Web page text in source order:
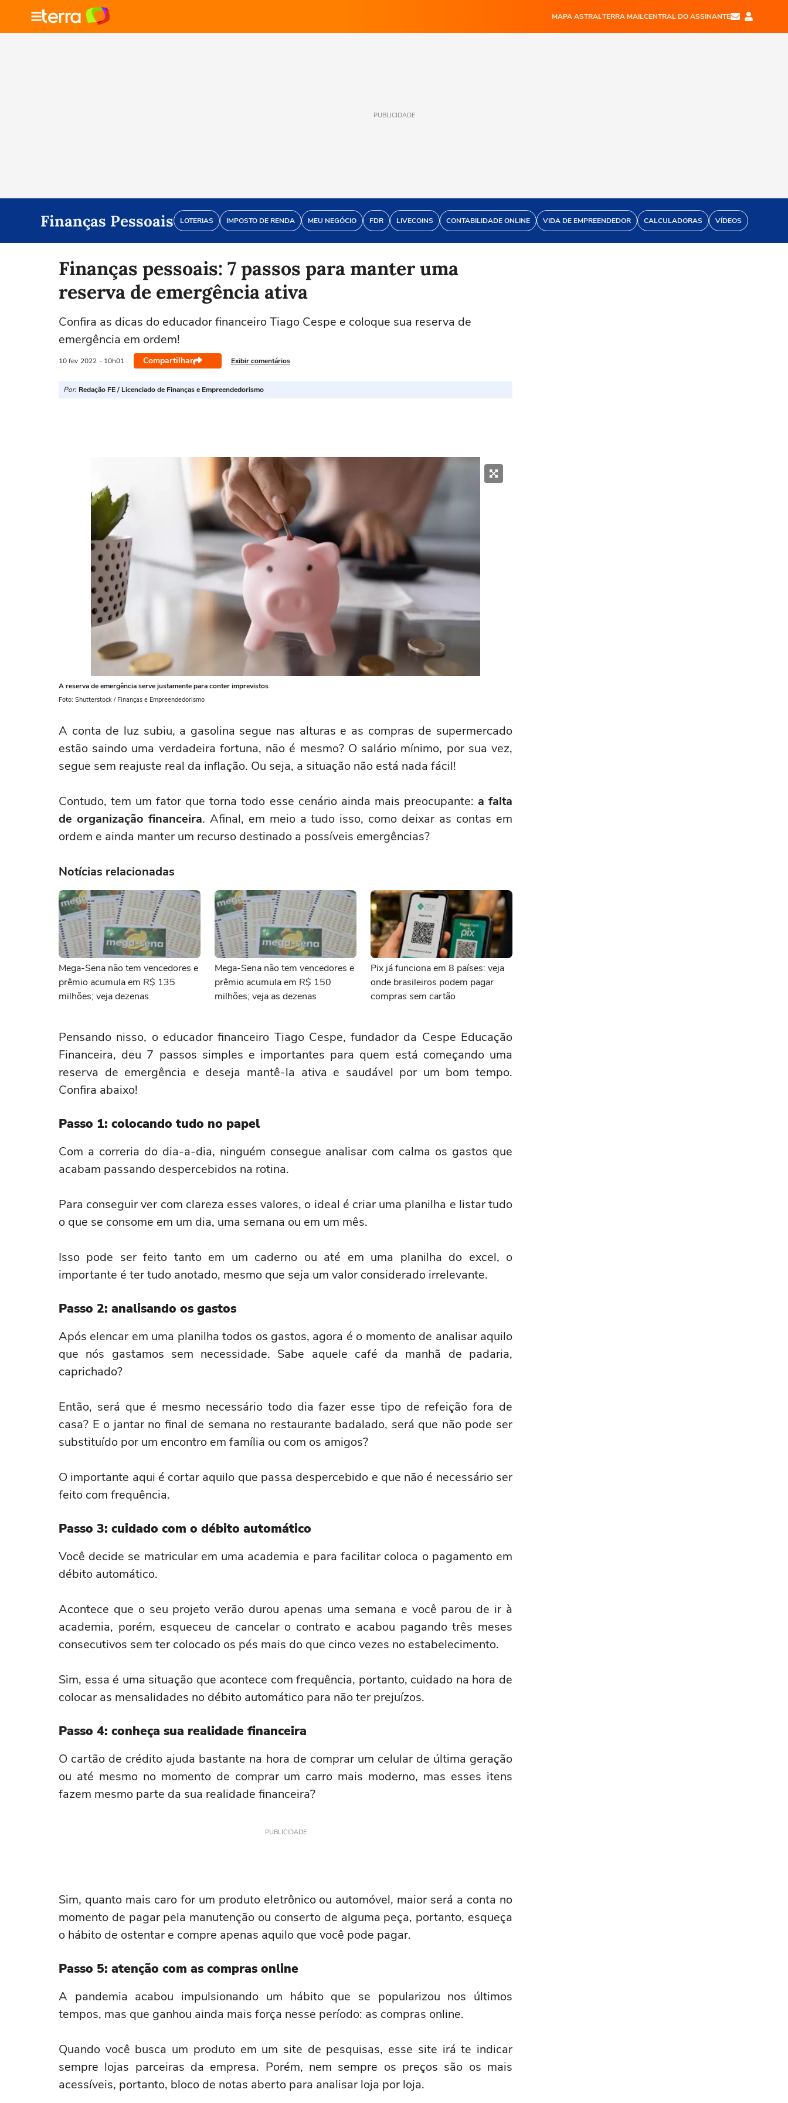
MAPA ASTRALTERRA MAILCENTRAL DO ASSINANTE
PUBLICIDADE
Finanças Pessoais LOTERIAS IMPOSTO DE RENDA MEU NEGÓCIO FDR LIVECOINS CONTABILIDADE ONLINE VIDA DE EMPREENDEDOR CALCULADORAS VÍDEOS
Finanças pessoais: 7 passos para manter uma
reserva de emergência ativa
Confira as dicas do educador financeiro Tiago Cespe e coloque sua reserva de
emergência em ordem!
10 fev 2022 - 10h01 Compartilhar Exibir comentários
Por: Redação FE / Licenciado de Finanças e Empreendedorismo
A reserva de emergência serve justamente para conter imprevistos
Foto: Shutterstock / Finanças e Empreendedorismo
A conta de luz subiu, a gasolina segue nas alturas e as compras de supermercado
estão saindo uma verdadeira fortuna, não é mesmo? O salário mínimo, por sua vez,
segue sem reajuste real da inflação. Ou seja, a situação não está nada fácil!
Contudo, tem um fator que torna todo esse cenário ainda mais preocupante: a falta
de organização financeira. Afinal, em meio a tudo isso, como deixar as contas em
ordem e ainda manter um recurso destinado a possíveis emergências?
Notícias relacionadas
Mega-Sena não tem vencedores e
prêmio acumula em R$ 135
milhões; veja dezenas
Mega-Sena não tem vencedores e
prêmio acumula em R$ 150
milhões; veja as dezenas
Pix já funciona em 8 países: veja
onde brasileiros podem pagar
compras sem cartão
Pensando nisso, o educador financeiro Tiago Cespe, fundador da Cespe Educação
Financeira, deu 7 passos simples e importantes para quem está começando uma
reserva de emergência e deseja mantê-la ativa e saudável por um bom tempo.
Confira abaixo!
Passo 1: colocando tudo no papel
Com a correria do dia-a-dia, ninguém consegue analisar com calma os gastos que
acabam passando despercebidos na rotina.
Para conseguir ver com clareza esses valores, o ideal é criar uma planilha e listar tudo
o que se consome em um dia, uma semana ou em um mês.
Isso pode ser feito tanto em um caderno ou até em uma planilha do excel, o
importante é ter tudo anotado, mesmo que seja um valor considerado irrelevante.
Passo 2: analisando os gastos
Após elencar em uma planilha todos os gastos, agora é o momento de analisar aquilo
que nós gastamos sem necessidade. Sabe aquele café da manhã de padaria,
caprichado?
Então, será que é mesmo necessário todo dia fazer esse tipo de refeição fora de
casa? E o jantar no final de semana no restaurante badalado, será que não pode ser
substituído por um encontro em família ou com os amigos?
O importante aqui é cortar aquilo que passa despercebido e que não é necessário ser
feito com frequência.
Passo 3: cuidado com o débito automático
Você decide se matricular em uma academia e para facilitar coloca o pagamento em
débito automático.
Acontece que o seu projeto verão durou apenas uma semana e você parou de ir à
academia, porém, esqueceu de cancelar o contrato e acabou pagando três meses
consecutivos sem ter colocado os pés mais do que cinco vezes no estabelecimento.
Sim, essa é uma situação que acontece com frequência, portanto, cuidado na hora de
colocar as mensalidades no débito automático para não ter prejuízos.
Passo 4: conheça sua realidade financeira
O cartão de crédito ajuda bastante na hora de comprar um celular de última geração
ou até mesmo no momento de comprar um carro mais moderno, mas esses itens
fazem mesmo parte da sua realidade financeira?
PUBLICIDADE
Sim, quanto mais caro for um produto eletrônico ou automóvel, maior será a conta no
momento de pagar pela manutenção ou conserto de alguma peça, portanto, esqueça
o hábito de ostentar e compre apenas aquilo que você pode pagar.
Passo 5: atenção com as compras online
A pandemia acabou impulsionando um hábito que se popularizou nos últimos
tempos, mas que ganhou ainda mais força nesse período: as compras online.
Quando você busca um produto em um site de pesquisas, esse site irá te indicar
sempre lojas parceiras da empresa. Porém, nem sempre os preços são os mais
acessíveis, portanto, bloco de notas aberto para analisar loja por loja.